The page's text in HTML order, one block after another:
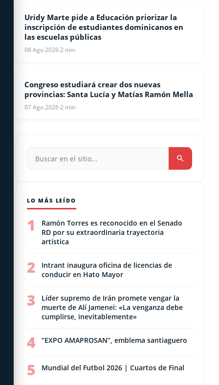
LOCALES
Uridy Marte pide a Educación priorizar la
inscripción de estudiantes dominicanos en
las escuelas públicas
08 Ago 2026·2 min
NACIONALES
Congreso estudiará crear dos nuevas
provincias: Santa Lucía y Matías Ramón Mella
07 Ago 2026·2 min
LO MÁS LEÍDO
1
Ramón Torres es reconocido en el Senado
RD por su extraordinaria trayectoria
artística
2
Intrant inaugura oficina de licencias de
conducir en Hato Mayor
3
Líder supremo de Irán promete vengar la
muerte de Alí Jamenei: «La venganza debe
cumplirse, inevitablemente»
4 “EXPO AMAPROSAN”, emblema santiaguero
5 Mundial del Futbol 2026 | Cuartos de Final